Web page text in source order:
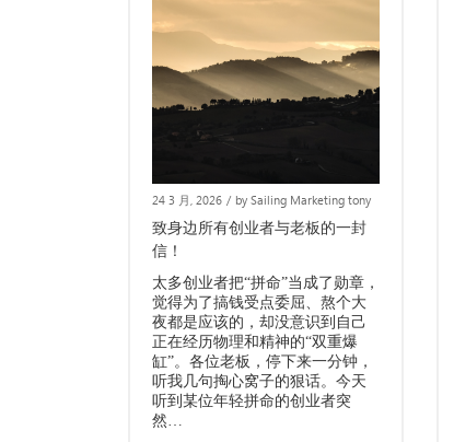
24 3 月, 2026 / by Sailing Marketing tony
致身边所有创业者与老板的一封
信！
太多创业者把“拼命”当成了勋章，
觉得为了搞钱受点委屈、熬个大
夜都是应该的，却没意识到自己
正在经历物理和精神的“双重爆
缸”。各位老板，停下来一分钟，
听我几句掏心窝子的狠话。今天
听到某位年轻拼命的创业者突
然…